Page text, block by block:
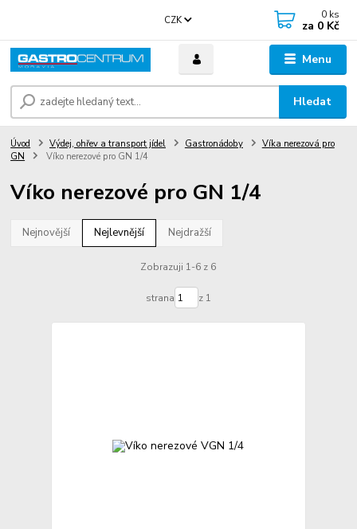
Menu
CZK
Hledat
0 ks
za 0 Kč
Úvod Výdej, ohřev a transport jídel Gastronádoby
Víka nerezová pro
GN
Víko nerezové pro GN 1/4
Víko nerezové pro GN 1/4
Nejnovější Nejlevnější Nejdražší
Zobrazuji 1-6 z 6
strana z 1